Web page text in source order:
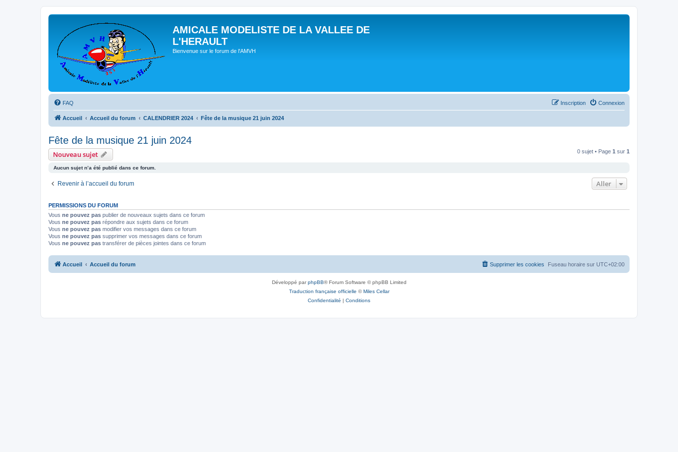
AMICALE MODELISTE DE LA VALLEE DE
L'HERAULT
Bienvenue sur le forum de l'AMVH
FAQ Connexion
Inscription
Accueil Accueil du forum CALENDRIER 2024 Fête de la musique 21 juin 2024
Fête de la musique 21 juin 2024
Nouveau sujet 0 sujet • Page 1 sur 1
Aucun sujet n’a été publié dans ce forum.
Revenir à l’accueil du forum Aller
PERMISSIONS DU FORUM
Vous ne pouvez pas publier de nouveaux sujets dans ce forum
Vous ne pouvez pas répondre aux sujets dans ce forum
Vous ne pouvez pas modifier vos messages dans ce forum
Vous ne pouvez pas supprimer vos messages dans ce forum
Vous ne pouvez pas transférer de pièces jointes dans ce forum
Accueil Accueil du forum Fuseau horaire sur UTC+02:00
Supprimer les cookies
Développé parphpBB® Forum Software © phpBB Limited
Traduction française officielle ©Miles Cellar
Confidentialité | Conditions